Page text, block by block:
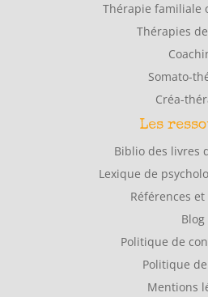
Thérapie familiale
Thérapies
Somato-
Créa-
Les
Biblio des livres
Lexique de
Références
Blog
Politique de
Politique
Mentions